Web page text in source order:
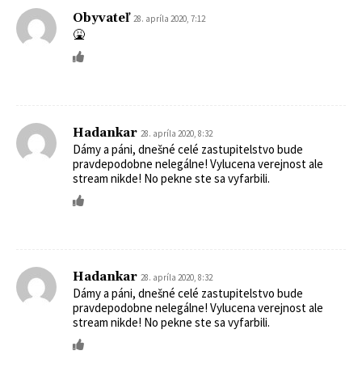
Obyvateľ 28. apríla 2020, 7:12
🤮
Hadankar 28. apríla 2020, 8:32
Dámy a páni, dnešné celé zastupitelstvo bude
pravdepodobne nelegálne! Vylucena verejnost ale
stream nikde! No pekne ste sa vyfarbili.
Hadankar 28. apríla 2020, 8:32
Dámy a páni, dnešné celé zastupitelstvo bude
pravdepodobne nelegálne! Vylucena verejnost ale
stream nikde! No pekne ste sa vyfarbili.